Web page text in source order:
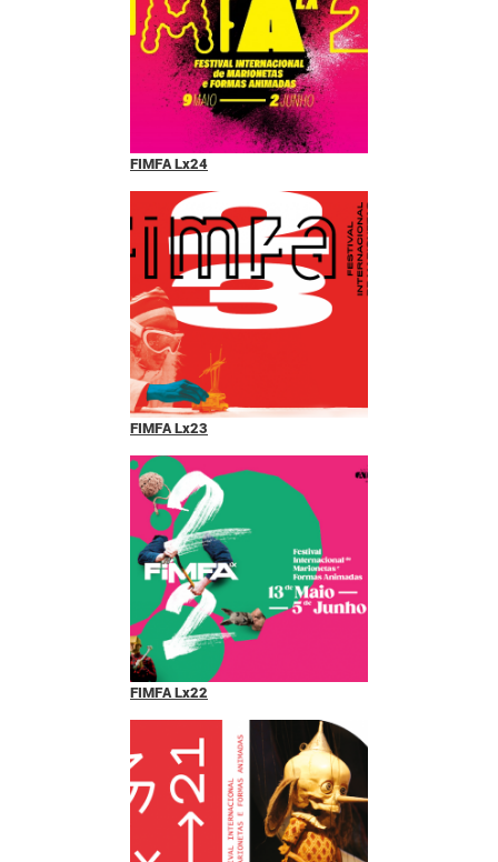
FIMFA Lx24
FIMFA Lx23
FIMFA Lx22